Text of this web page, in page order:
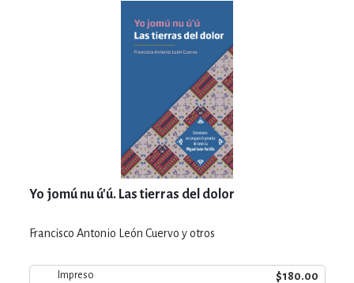
Yo jomú nu ú'ú. Las tierras del dolor
Francisco Antonio León Cuervo y otros
Impreso $180.00